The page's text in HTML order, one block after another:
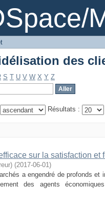
des
des
S T U V W X Y Z
Résultats :
sur la satisfaction
(2017-06-01)
a engendré de profonds et
des agents